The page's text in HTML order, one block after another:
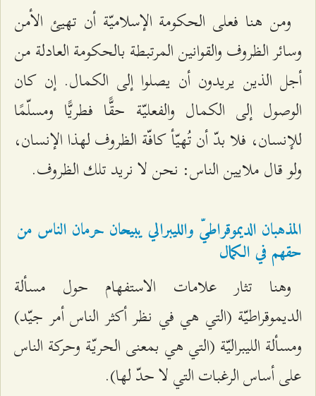
ومن هنا فعلى الحكومة الإسلاميّة أن تهيئ الأمن
وسائر الظروف والقوانين المرتبطة بالحكومة العادلة من
أجل الذين يريدون أن يصلوا إلى الكمال. إن كان
الوصول إلى الكمال والفعليّة حقًّا فطريًّا ومسلّمًا
للإنسان، فلا بدّ أن تُهيّأ كافّة الظروف لهذا الإنسان،
ولو قال ملايين الناس: نحن لا نريد تلك الظروف.
المذهبان الديموقراطيّ والليبرالي يبيحان حرمان الناس من
حقهم في الكمال
وهنا تثار علامات الاستفهام حول مسألة
الديموقراطيّة (التي هي في نظر أكثر الناس أمر جيّد)
ومسألة الليبراليّة (التي هي بمعنى الحريّة وحركة الناس
على أساس الرغبات التي لا حدّ لها).